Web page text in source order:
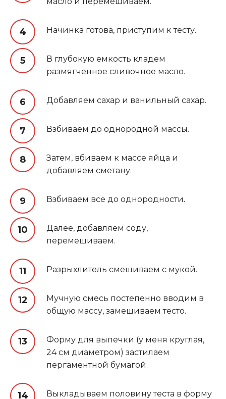
Начинка готова, приступим к тесту.
В глубокую емкость кладем
размягченное сливочное масло.
Добавляем сахар и ванильный сахар.
Взбиваем до однородной массы.
Затем, вбиваем к массе яйца и
добавляем сметану.
Взбиваем все до однородности.
Далее, добавляем соду,
перемешиваем.
Разрыхлитель смешиваем с мукой.
Мучную смесь постепенно вводим в
общую массу, замешиваем тесто.
Форму для выпечки (у меня круглая,
24 см диаметром) застилаем
пергаментной бумагой.
Выкладываем половину теста в форму